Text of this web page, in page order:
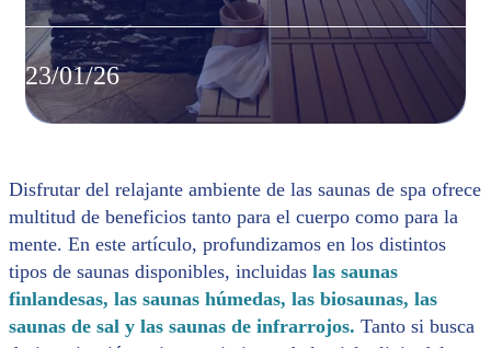
23/01/26
Disfrutar del relajante ambiente de las saunas de spa ofrece
multitud de beneficios tanto para el cuerpo como para la
mente. En este artículo, profundizamos en los distintos
tipos de saunas disponibles, incluidas las saunas
finlandesas, las saunas húmedas, las biosaunas, las
saunas de sal y las saunas de infrarrojos. Tanto si busca